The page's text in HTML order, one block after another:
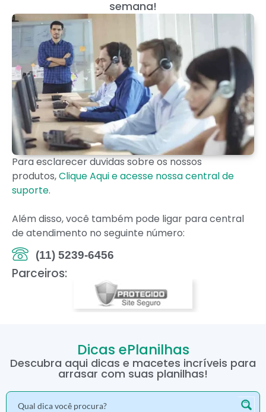
semana!
Para esclarecer duvidas sobre os nossos
produtos,Clique Aqui e acesse nossa central de
suporte.
Além disso, você também pode ligar para central
de atendimento no seguinte número:
(11) 5239-6456
Parceiros:
Dicas ePlanilhas
Descubra aqui dicas e macetes incríveis para
arrasar com suas planilhas!